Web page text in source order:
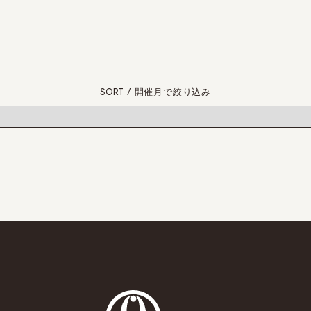
SORT / 開催月で絞り込み